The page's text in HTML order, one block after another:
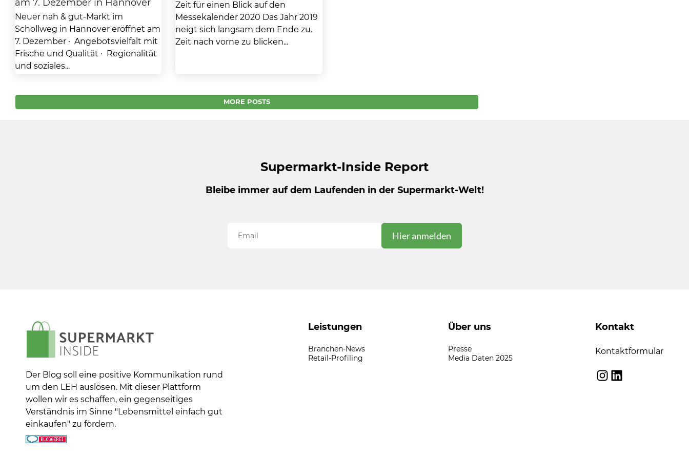
Neuer nah & gut-Markt im
Schollweg in Hannover eröffnet am
7. Dezember · Angebotsvielfalt mit
Frische und Qualität · Regionalität
und soziales...
Zeit für einen Blick auf den
Messekalender 2020 Das Jahr 2019
neigt sich langsam dem Ende zu.
Zeit nach vorne zu blicken...
MORE POSTS
Supermarkt-Inside Report
Bleibe immer auf dem Laufenden in der Supermarkt-Welt!
Der Blog soll eine positive Kommunikation rund
um den LEH auslösen. Mit dieser Plattform
wollen wir es schaffen, ein gegenseitiges
Verständnis im Sinne "Lebensmittel einfach gut
einkaufen" zu fördern.
Leistungen
Branchen-News
Retail-Profiling
Über uns
Presse
Media Daten 2025
Kontakt
Kontaktformular
Instagram
LinkedIn